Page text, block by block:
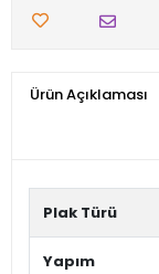
Ürün Açıklaması
Plak Türü
Yapım